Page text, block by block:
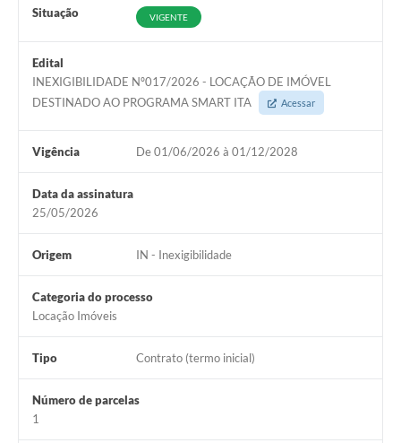
Situação VIGENTE
Edital
INEXIGIBILIDADE Nº017/2026 - LOCAÇÃO DE IMÓVEL
DESTINADO AO PROGRAMA SMART ITA
Acessar
Vigência De 01/06/2026 à 01/12/2028
Data da assinatura
25/05/2026
Origem IN - Inexigibilidade
Categoria do processo
Locação Imóveis
Tipo Contrato (termo inicial)
Número de parcelas
1